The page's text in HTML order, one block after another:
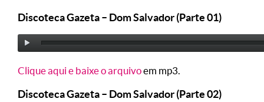
Discoteca Gazeta – Dom Salvador (Parte 01)
Clique aqui e baixe o arquivoem mp3.
Discoteca Gazeta – Dom Salvador (Parte 02)